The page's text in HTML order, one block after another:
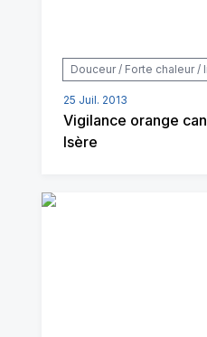
Douceur / Forte chaleur /
25 Juil. 2013
Vigilance orange
Isère